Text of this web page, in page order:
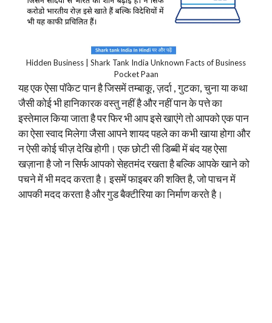
Hidden Business | Shark Tank India Unknown Facts of Business
Pocket Paan
यह एक ऐसा पॉकेट पान है जिसमें तम्बाकू, ज़र्दा , गुटका, चुना या कथा
जैसी कोई भी हानिकारक वस्तु नहीं है और नहीं पान के पत्ते का
इस्तेमाल किया जाता है पर फिर भी आप इसे खाएंगे तो आपको एक पान
का ऐसा स्वाद मिलेगा जैसा आपने शायद पहले का कभी खाया होगा और
न ऐसी कोई चीज़ देखि होगी। एक छोटी सी डिब्बी में बंद यह ऐसा
खज़ाना है जो न सिर्फ आपको सेहतमंद रखता है बल्कि आपके खाने को
पचने में भी मदद करता है। इसमें फाइबर की शक्ति है, जो पाचन में
आपकी मदद करता है और गुड बैक्टीरिया का निर्माण करते है।